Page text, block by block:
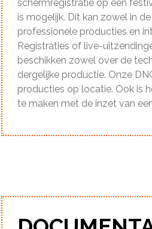
schermregistratie op een
is mogelijk. Dit kan zowel in
professionele producties en
Registraties of live-
beschikken zowel over de
dergelijke productie. Onze
producties op locatie. Ook is
te maken met de inzet van